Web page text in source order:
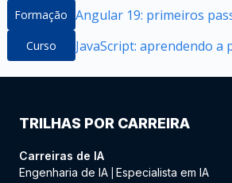
Formação Angular 19: primeiros
Curso JavaScript: aprendendo a
TRILHAS POR CARREIRA
Carreiras de IA
Engenharia de IA Especialista em IA